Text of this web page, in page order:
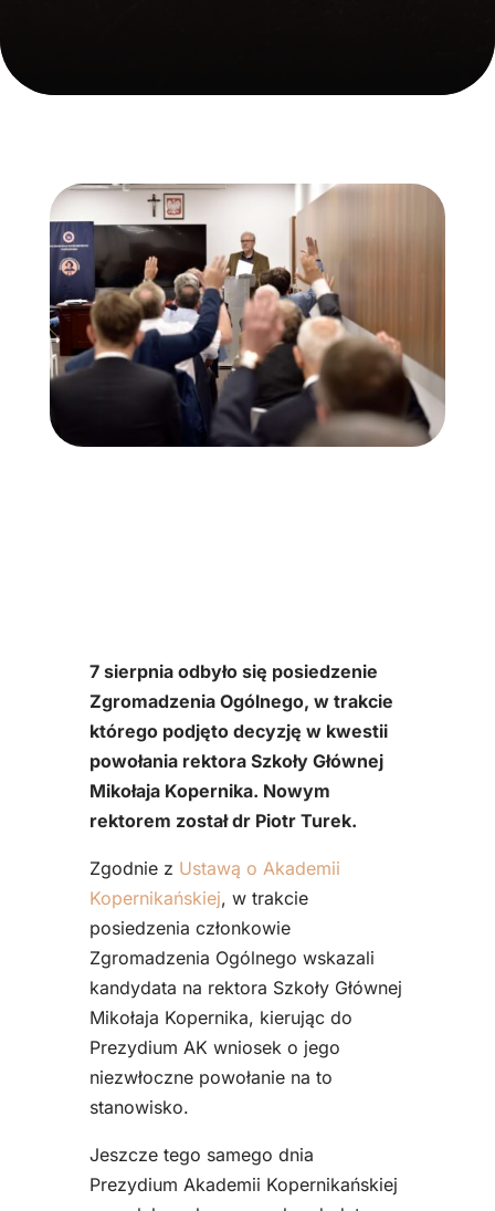
7 sierpnia odbyło się posiedzenie
Zgromadzenia Ogólnego, w trakcie
którego podjęto decyzję w kwestii
powołania rektora Szkoły Głównej
Mikołaja Kopernika. Nowym
rektorem został dr Piotr Turek.
Zgodnie z Ustawą o Akademii
Kopernikańskiej, w trakcie
posiedzenia członkowie
Zgromadzenia Ogólnego wskazali
kandydata na rektora Szkoły Głównej
Mikołaja Kopernika, kierując do
Prezydium AK wniosek o jego
niezwłoczne powołanie na to
stanowisko.
Jeszcze tego samego dnia
Prezydium Akademii Kopernikańskiej